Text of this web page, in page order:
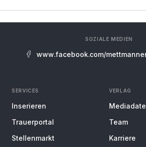
SOZIALE MEDIEN
www.facebook.com/
SERVICES
Inserieren
Trauerportal
Stellenmarkt
VERLAG
Team
Karriere